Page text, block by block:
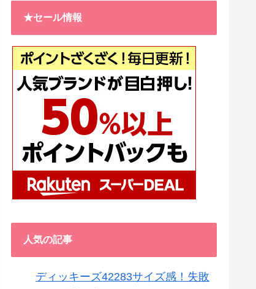
★セール情報
人気の記事
ディッキーズ42283サイズ感！失敗